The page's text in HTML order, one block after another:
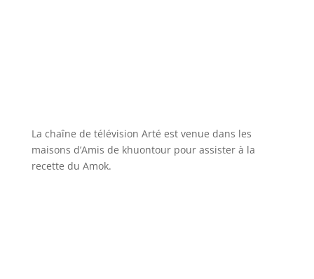
La chaîne de télévision Arté est venue dans les
maisons d’Amis de khuontour pour assister à la
recette du Amok.